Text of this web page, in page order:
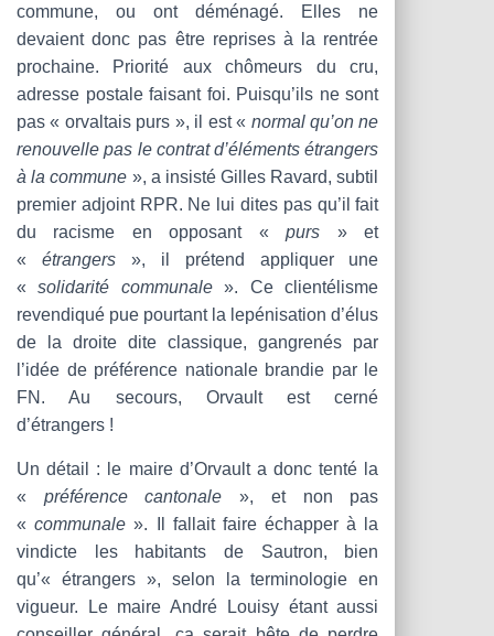
commune, ou ont déménagé. Elles ne
devaient donc pas être reprises à la rentrée
prochaine. Priorité aux chômeurs du cru,
adresse postale faisant foi. Puisqu’ils ne sont
pas « orvaltais purs », il est « normal qu’on ne
renouvelle pas le contrat d’éléments étrangers
à la commune », a insisté Gilles Ravard, subtil
premier adjoint RPR. Ne lui dites pas qu’il fait
du racisme en opposant «purs » et
« étrangers», il prétend appliquer une
«solidarité communale». Ce clientélisme
revendiqué pue pourtant la lepénisation d’élus
de la droite dite classique, gangrenés par
l’idée de préférence nationale brandie par le
FN. Au secours, Orvault est cerné
d’étrangers !
Un détail : le maire d’Orvault a donc tenté la
« préférence cantonale », et non pas
«communale ». Il fallait faire échapper à la
vindicte les habitants de Sautron, bien
qu’« étrangers », selon la terminologie en
vigueur. Le maire André Louisy étant aussi